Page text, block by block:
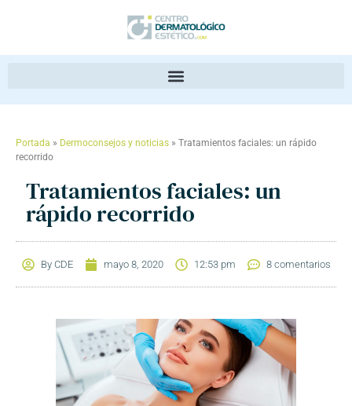
Portada » Dermoconsejos y noticias » Tratamientos faciales: un rápido
recorrido
Tratamientos faciales: un
rápido recorrido
ByCDE mayo 8, 2020 12:53 pm 8 comentarios